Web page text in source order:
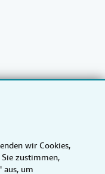
wir Cookies,
zustimmen,
aus, um